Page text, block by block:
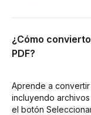
¿Cómo
PDF?
Aprende a convertir
incluyendo archivos
el botón